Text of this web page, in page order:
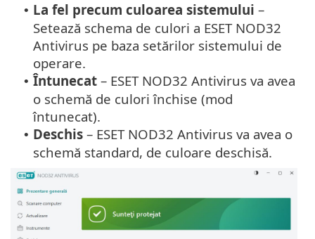
• La fel precum culoarea sistemului –
Setează schema de culori a ESET NOD32
Antivirus pe baza setărilor sistemului de
operare.
• Întunecat – ESET NOD32 Antivirus va avea
o schemă de culori închise (mod
întunecat).
• Deschis – ESET NOD32 Antivirus va avea o
schemă standard, de culoare deschisă.